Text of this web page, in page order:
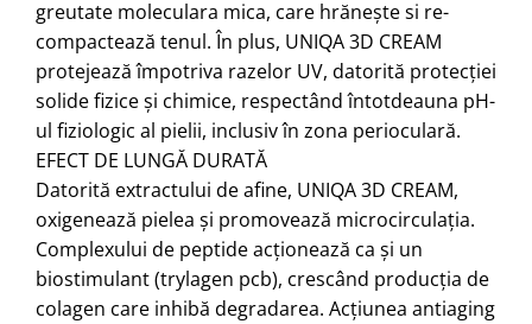
greutate moleculara mica, care hrănește si re-
compactează tenul. În plus, UNIQA 3D CREAM
protejează împotriva razelor UV, datorită protecției
solide fizice și chimice, respectând întotdeauna pH-
ul fiziologic al pielii, inclusiv în zona perioculară.
EFECT DE LUNGĂ DURATĂ
Datorită extractului de afine, UNIQA 3D CREAM,
oxigenează pielea și promovează microcirculația.
Complexului de peptide acționează ca și un
biostimulant (trylagen pcb), crescând producția de
colagen care inhibă degradarea. Acțiunea antiaging